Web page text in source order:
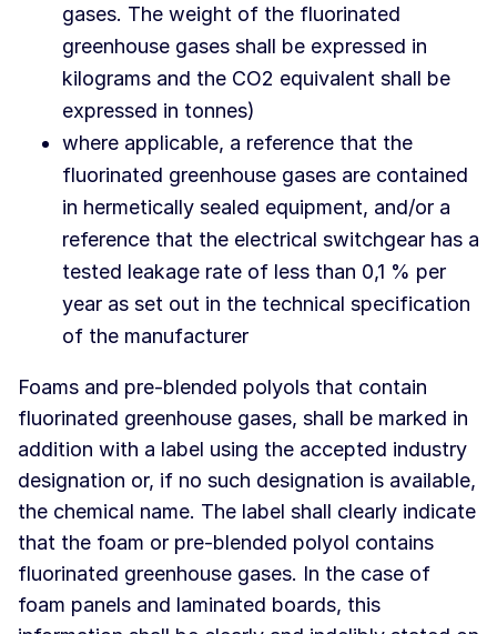
gases. The weight of the fluorinated
greenhouse gases shall be expressed in
kilograms and the CO2 equivalent shall be
expressed in tonnes)
where applicable, a reference that the
fluorinated greenhouse gases are contained
in hermetically sealed equipment, and/or a
reference that the electrical switchgear has a
tested leakage rate of less than 0,1 % per
year as set out in the technical specification
of the manufacturer
Foams and pre-blended polyols that contain
fluorinated greenhouse gases, shall be marked in
addition with a label using the accepted industry
designation or, if no such designation is available,
the chemical name. The label shall clearly indicate
that the foam or pre-blended polyol contains
fluorinated greenhouse gases. In the case of
foam panels and laminated boards, this